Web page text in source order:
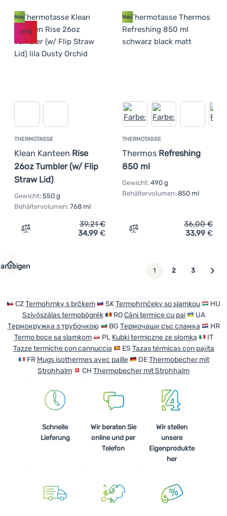
THERMOTASSE
Klean Kanteen Rise
26oz Tumbler (w/ Flip
Straw Lid)
Neu
-11 %
Gewicht: 550 g
Behältervolumen: 768 ml
Zum Vergleich 'Thermotasse Klean Kanteen Rise 26oz
39,21€
34,99 €
THERMOTASSE
Thermos Refreshing
850 ml
Neu
Gewicht: 490 g
Behältervolumen: 850 ml
Zum Vergleich
36,00€
33,99 €
1 2 3 weiter
CZTermohrnky s brčkem SKTermohrnčeky so slamkou
HU
Szívószálas termobögrék
ROCăni termice cu pai
UA
Термокружка з трубочкою
BG Термочаши със сламка
HR
Termo boce sa slamkom
PL Kubki termiczne ze słomką
IT
Tazze termiche con cannuccia
ES Tazas térmicas con pajita
FR Mugs isothermes avec paille DEThermobecher mit
Strohhalm
CH Thermobecher mit Strohhalm
Schnelle
Lieferung
Wir beraten Sie
online und per
Telefon
Wir stellen
unsere
Eigenprodukte
her